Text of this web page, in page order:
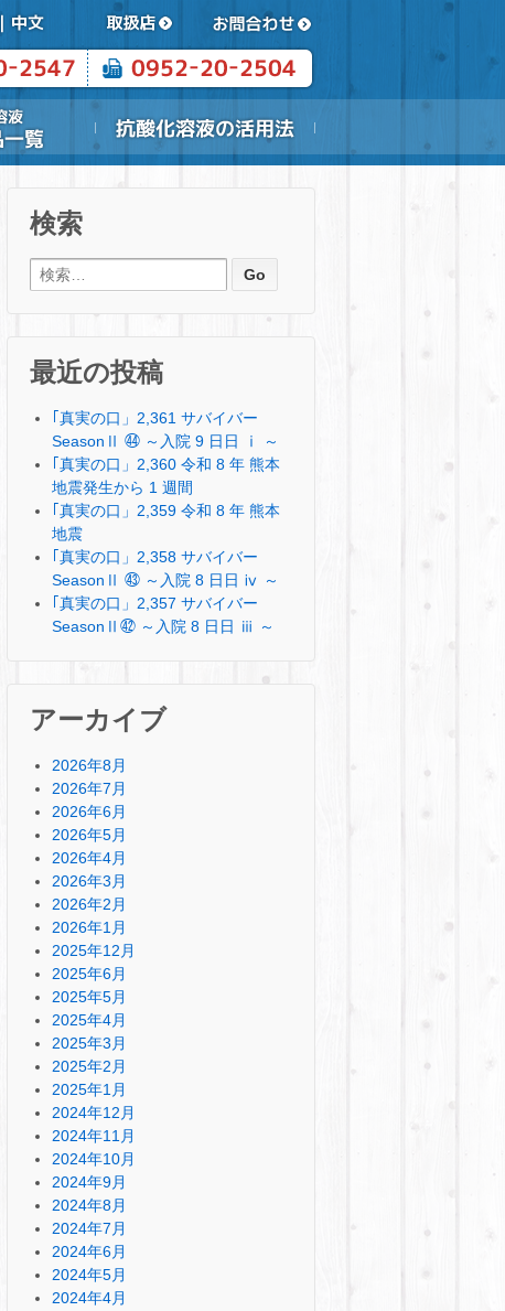
検索
検索:
最近の投稿
｢真実の口」2,361 サバイバー
SeasonⅡ ㊹ ～入院 9 日日 ⅰ ～
｢真実の口」2,360 令和 8 年 熊本
地震発生から 1 週間
｢真実の口」2,359 令和 8 年 熊本
地震
｢真実の口」2,358 サバイバー
SeasonⅡ ㊸ ～入院 8 日日 ⅳ ～
｢真実の口」2,357 サバイバー
SeasonⅡ㊷ ～入院 8 日日 ⅲ ～
アーカイブ
2026年8月
2026年7月
2026年6月
2026年5月
2026年4月
2026年3月
2026年2月
2026年1月
2025年12月
2025年6月
2025年5月
2025年4月
2025年3月
2025年2月
2025年1月
2024年12月
2024年11月
2024年10月
2024年9月
2024年8月
2024年7月
2024年6月
2024年5月
2024年4月